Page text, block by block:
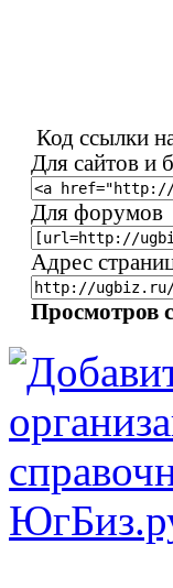
Код ссылки
Для сайтов и
Для форумов
Адрес
Просмотров